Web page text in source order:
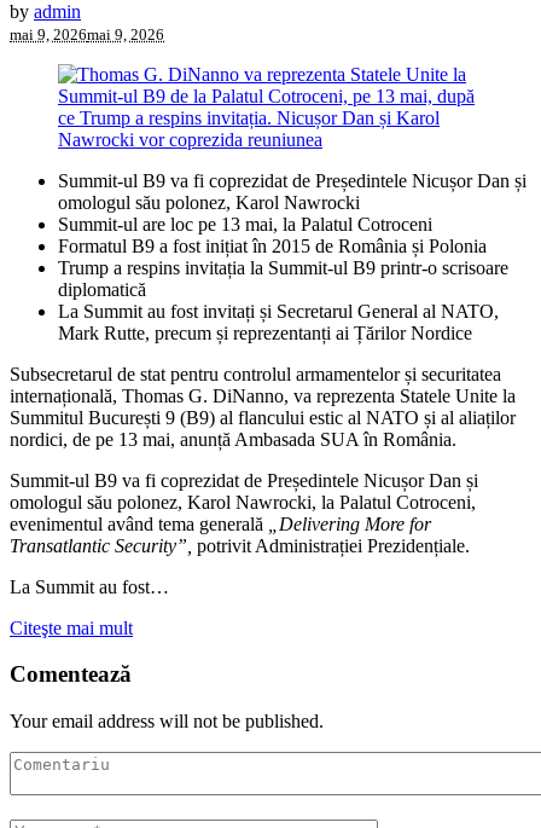
by admin
mai 9, 2026mai 9, 2026
Summit-ul B9 va fi coprezidat de Președintele Nicușor Dan și
omologul său polonez, Karol Nawrocki
Summit-ul are loc pe 13 mai, la Palatul Cotroceni
Formatul B9 a fost inițiat în 2015 de România și Polonia
Trump a respins invitația la Summit-ul B9 printr-o scrisoare
diplomatică
La Summit au fost invitați și Secretarul General al NATO,
Mark Rutte, precum și reprezentanți ai Țărilor Nordice
Subsecretarul de stat pentru controlul armamentelor și securitatea
internațională, Thomas G. DiNanno, va reprezenta Statele Unite la
Summitul București 9 (B9) al flancului estic al NATO și al aliaților
nordici, de pe 13 mai, anunță Ambasada SUA în România.
Summit-ul B9 va fi coprezidat de Președintele Nicușor Dan și
omologul său polonez, Karol Nawrocki, la Palatul Cotroceni,
evenimentul având tema generală
„Delivering More for
Transatlantic Security”, potrivit Administrației Prezidențiale.
La Summit au fost…
Citeşte mai mult
Comentează
Your email address will not be published.